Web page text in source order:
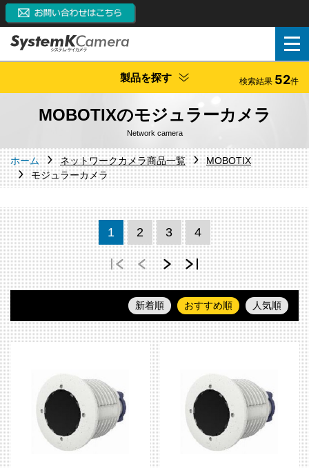
MOBOTIXのモジュラーカメラ
Network camera
ホーム ネットワークカメラ商品一覧
MOBOTIX
モジュラーカメラ
製品を探す 検索結果 52件
1 2 3 4
新着順 おすすめ順 人気順